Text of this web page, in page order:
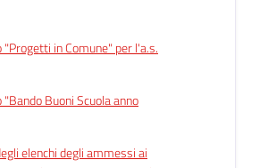
in Comune" per l'a.s.
Buoni Scuola anno
elenchi degli ammessi ai